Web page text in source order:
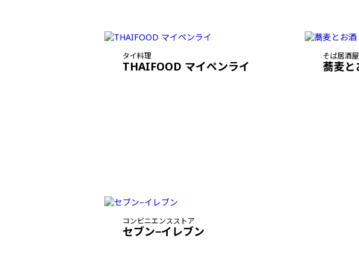
タイ料理
THAIFOOD マイペンライ
そば居酒屋
蕎麦と
コンビニエンスストア
セブン−イレブン